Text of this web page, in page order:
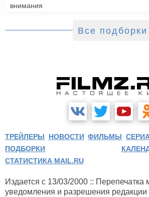
внимания
Все подборки
ТРЕЙЛЕРЫ НОВОСТИ ФИЛЬМЫ
ПОДБОРКИ
СТАТИСТИКА MAIL.RU
Издается с 13/03/2000 :: Перепечатка
уведомления и разрешения редакции